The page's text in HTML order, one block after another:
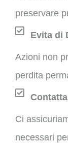
preservare
Evita di
Azioni non
perdita
Ci
necessari